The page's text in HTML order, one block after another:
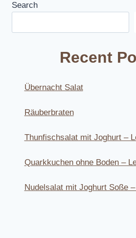
Search
Recent
Übernacht Salat
Räuberbraten
Thunfischsalat mit Joghurt –
Quarkkuchen ohne Boden –
Nudelsalat mit Joghurt Soße